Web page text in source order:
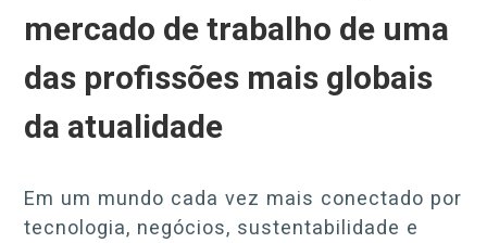
mercado de trabalho de uma
das profissões mais globais
da atualidade
Em um mundo cada vez mais conectado por
tecnologia, negócios, sustentabilidade e